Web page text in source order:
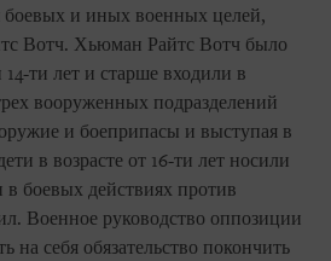
боевых и иных военных целей,
Вотч. Хьюман Райтс Вотч было
14-ти лет и старше входили в
вооруженных подразделений
и боеприпасы и выступая в
в возрасте от 16-ти лет носили
в боевых действиях против
Военное руководство оппозиции
на себя обязательство покончить